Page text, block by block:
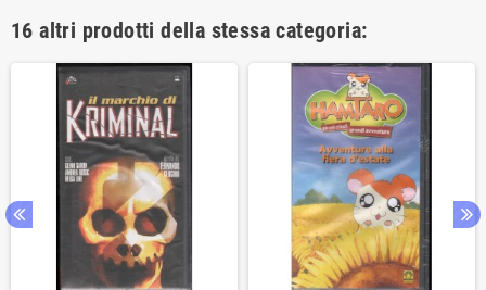
16 altri prodotti della stessa categoria: